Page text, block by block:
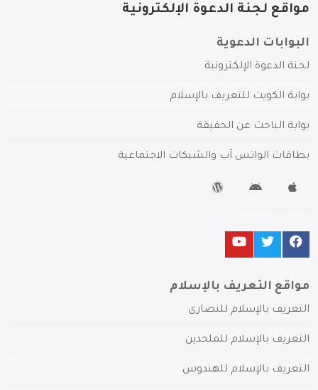
مواقع لجنة الدعوة الإلكترونية
البوابات الدعوية
لجنة الدعوة الإلكترونية
بوابة الكويت للتعريف بالإسلام
بوابة الباحث عن الحقيقة
بطاقات الواتس آب والشبكات الاجتماعية
مواقع التعريف بالإسلام
التعريف بالإسلام للنصارى
التعريف بالإسلام للملحدين
التعريف بالإسلام للهندوس